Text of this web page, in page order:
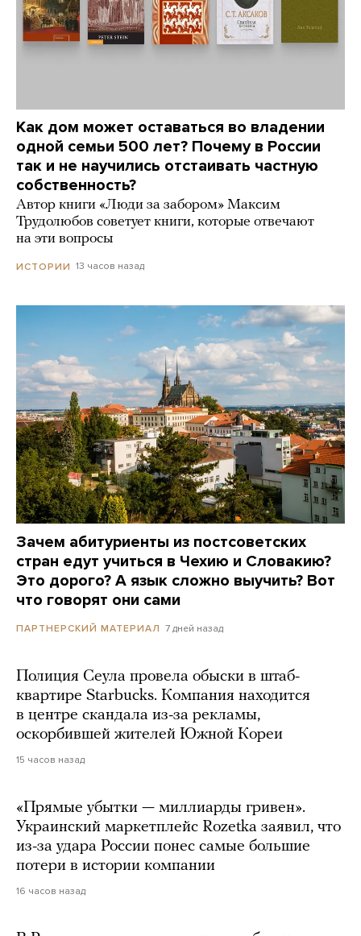
Как дом может оставаться во владении
одной семьи 500 лет? Почему в России
так и не научились отстаивать частную
собственность?
Автор книги «Люди за забором» Максим
Трудолюбов советует книги, которые отвечают
на эти вопросы
ИСТОРИИ 13 часов назад
Зачем абитуриенты из постсоветских
стран едут учиться в Чехию и Словакию?
Это дорого? А язык сложно выучить? Вот
что говорят они сами
ПАРТНЕРСКИЙ МАТЕРИАЛ 7 дней назад
Полиция Сеула провела обыски в штаб-
квартире Starbucks. Компания находится
в центре скандала из-за рекламы,
оскорбившей жителей Южной Кореи
15 часов назад
«Прямые убытки — миллиарды гривен».
Украинский маркетплейс Rozetka заявил, что
из-за удара России понес самые большие
потери в истории компании
16 часов назад